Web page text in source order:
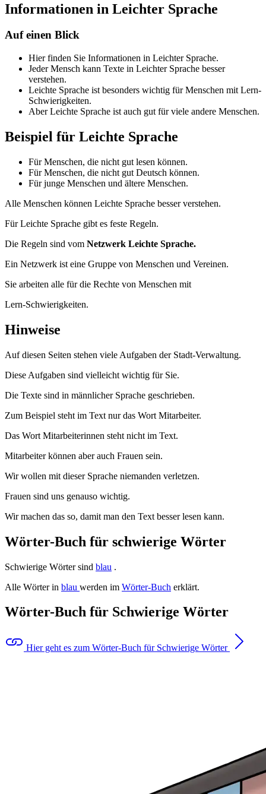
Informationen in Leichter Sprache
Auf einen Blick
Hier finden Sie Informationen in Leichter Sprache.
Jeder Mensch kann Texte in Leichter Sprache besser
verstehen.
Leichte Sprache ist besonders wichtig für Menschen mit Lern-
Schwierigkeiten.
Aber Leichte Sprache ist auch gut für viele andere Menschen.
Beispiel für Leichte Sprache
Für Menschen, die nicht gut lesen können.
Für Menschen, die nicht gut Deutsch können.
Für junge Menschen und ältere Menschen.
Alle Menschen können Leichte Sprache besser verstehen.
Für Leichte Sprache gibt es feste Regeln.
Die Regeln sind vom Netzwerk Leichte Sprache.
Ein Netzwerk ist eine Gruppe von Menschen und Vereinen.
Sie arbeiten alle für die Rechte von Menschen mit
Lern-Schwierigkeiten.
Hinweise
Auf diesen Seiten stehen viele Aufgaben der Stadt-Verwaltung.
Diese Aufgaben sind vielleicht wichtig für Sie.
Die Texte sind in männlicher Sprache geschrieben.
Zum Beispiel steht im Text nur das Wort Mitarbeiter.
Das Wort Mitarbeiterinnen steht nicht im Text.
Mitarbeiter können aber auch Frauen sein.
Wir wollen mit dieser Sprache niemanden verletzen.
Frauen sind uns genauso wichtig.
Wir machen das so, damit man den Text besser lesen kann.
Wörter-Buch für schwierige Wörter
Schwierige Wörter sind blau .
Alle Wörter in blau werden im Wörter-Buch erklärt.
Wörter-Buch für Schwierige Wörter
Hier geht es zum Wörter-Buch für Schwierige Wörter